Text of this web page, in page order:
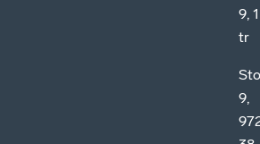
9, 1
tr
9,